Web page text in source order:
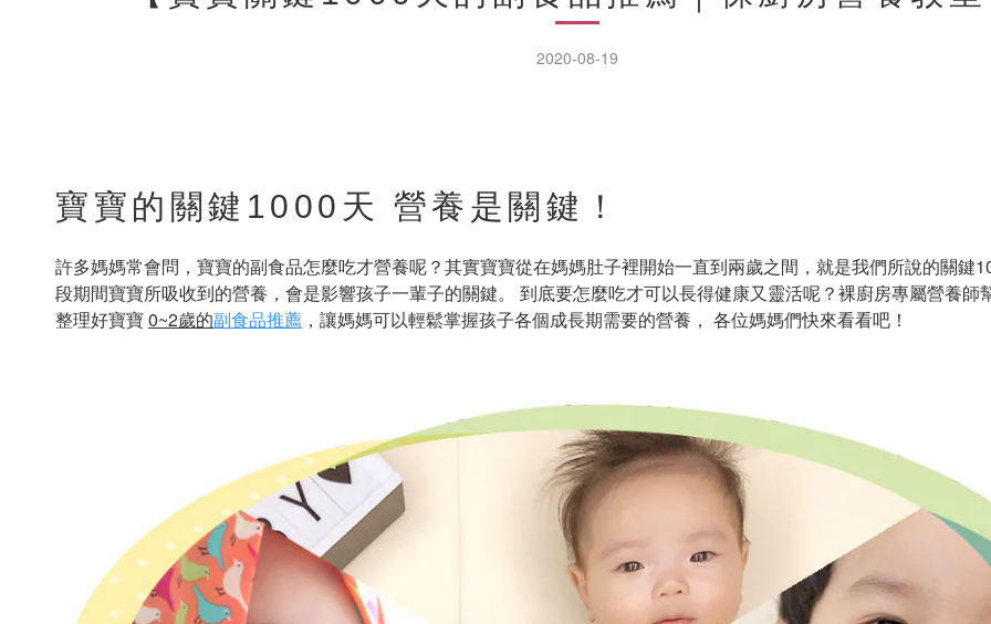
2020-08-19
寶寶的關鍵1000天 營養是關鍵！
許多媽媽常會問，寶寶的副食品怎麼吃才營養呢？其實寶寶從在媽媽肚子裡開始一直到兩歲之間，就是我們所說的關鍵
段期間寶寶所吸收到的營養，會是影響孩子一輩子的關鍵。 到底要怎麼吃才可以長得健康又靈活呢？裸廚房專屬營養師
整理好寶寶0~2歲的副食品推薦 ，讓媽媽可以輕鬆掌握孩子各個成長期需要的營養， 各位媽媽們快來看看吧！